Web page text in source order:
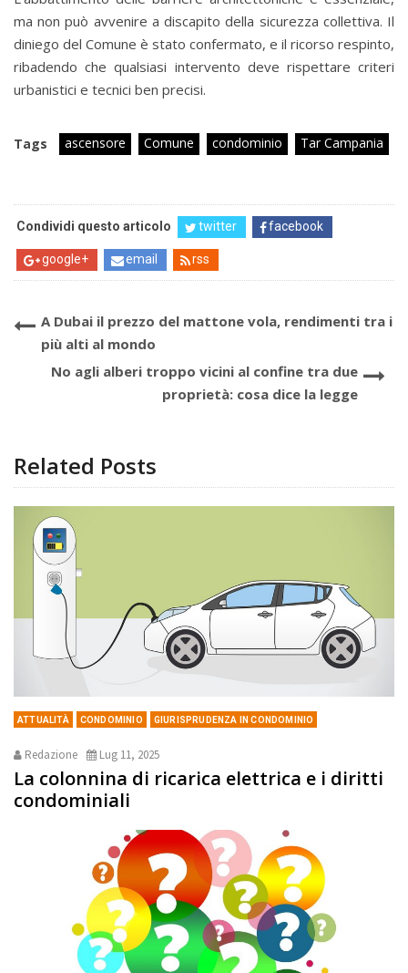
ma non può avvenire a discapito della sicurezza collettiva. Il
diniego del Comune è stato confermato, e il ricorso respinto,
ribadendo che qualsiasi intervento deve rispettare criteri
urbanistici e tecnici ben precisi.
Tags ascensore Comune condominio Tar Campania
Condividi questo articolo twitter facebook
google+ email rss
A Dubai il prezzo del mattone vola, rendimenti tra i
più alti al mondo
No agli alberi troppo vicini al confine tra due
proprietà: cosa dice la legge
Related Posts
ATTUALITÀ CONDOMINIO GIURISPRUDENZA IN CONDOMINIO
Redazione Lug 11, 2025
La colonnina di ricarica elettrica e i diritti
condominiali